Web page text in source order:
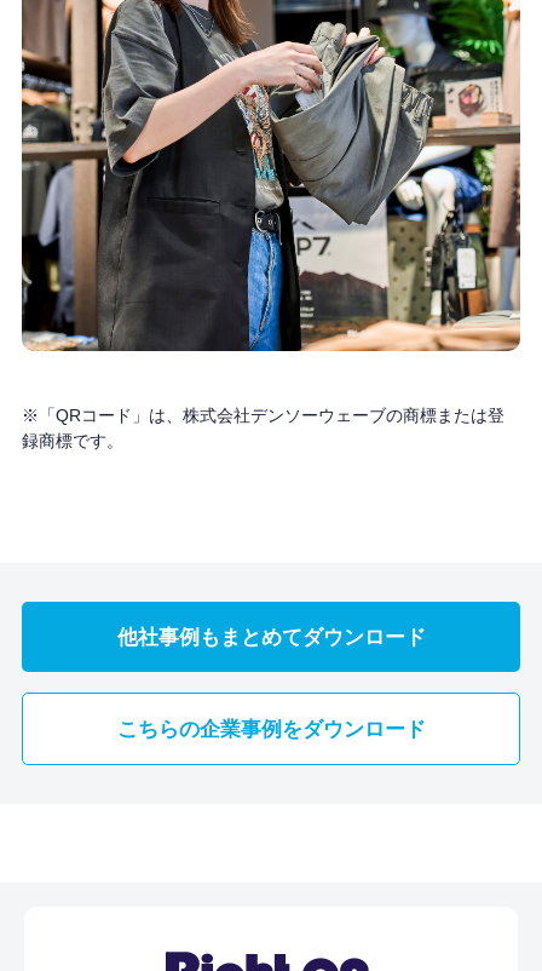
※「QRコード」は、株式会社デンソーウェーブの商標または登
録商標です。
他社事例もまとめてダウンロード
こちらの企業事例をダウンロード